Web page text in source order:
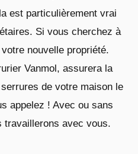
est particulièrement vrai
Si vous cherchez à
nouvelle propriété.
Vanmol, assurera la
de votre maison le
appelez ! Avec ou sans
travaillerons avec vous.